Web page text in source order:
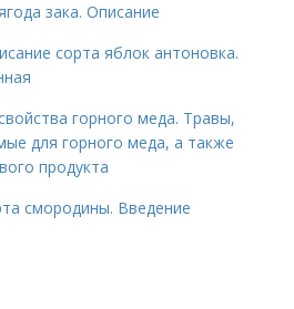
зака. Описание
сорта яблок антоновка.
горного меда. Травы,
для горного меда, а также
продукта
смородины. Введение